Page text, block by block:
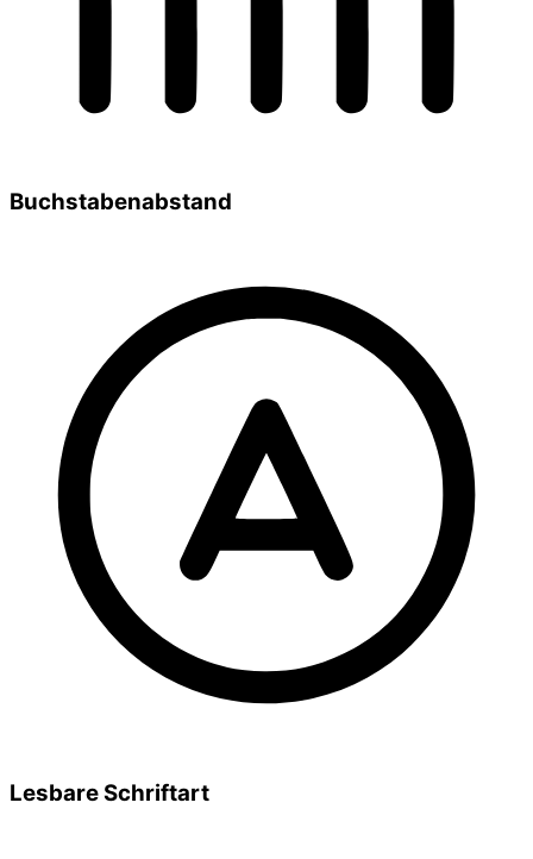
Buchstabenabstand
Lesbare Schriftart